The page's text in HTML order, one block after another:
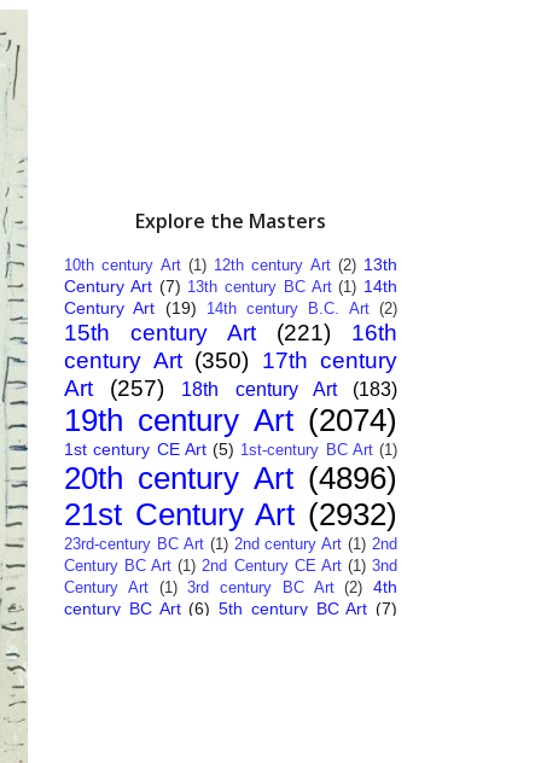
Explore the Masters
10th century Art (1) 12th century Art (2) 13th
Century Art (7) 13th century BC Art (1) 14th
Century Art (19) 14th century B.C. Art (2)
15th century Art (221)
16th
century Art (350) 17th century
Art
(257) 18th century Art (183)
19th century Art (2074)
1st century CE Art (5) 1st-century BC Art (1)
20th century Art (4896)
21st Century Art (2932)
23rd-century BC Art (1) 2nd century Art (1) 2nd
Century BC Art (1) 2nd Century CE Art (1) 3nd
Century Art
(1) 3rd century BC Art (2) 4th
century BC Art (6) 5th century BC Art (7)